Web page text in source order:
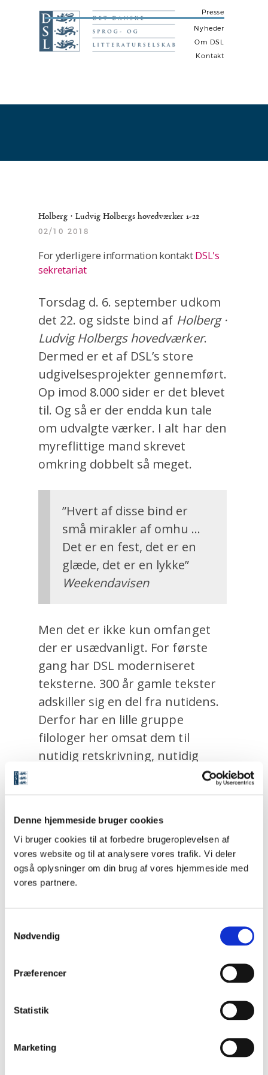
Denne hjemmeside bruger cookies
Vi bruger cookies til at forbedre brugeroplevelsen af
vores website og til at analysere vores trafik. Vi deler
også oplysninger om din brug af vores hjemmeside med
vores partnere.
Nødvendig
Præferencer
Statistik
Marketing
Presse
Nyheder
Om DSL
Kontakt
g
Holberg · Ludvig Holbergs hovedværker 1-22
02/10 2018
For yderligere information kontaktDSL's
sekretariat
Torsdag d. 6. september udkom
det 22. og sidste bind af Holberg ·
Ludvig Holbergs hovedværker.
Dermed er et af DSL’s store
udgivelsesprojekter gennemført.
Op imod 8.000 sider er det blevet
til. Og så er der endda kun tale
om udvalgte værker. I alt har den
myreflittige mand skrevet
omkring dobbelt så meget.
”Hvert af disse bind er
små mirakler af omhu ...
Det er en fest, det er en
glæde, det er en lykke”
Weekendavisen
Men det er ikke kun omfanget
der er usædvanligt. For første
gang har DSL moderniseret
teksterne. 300 år gamle tekster
adskiller sig en del fra nutidens.
Derfor har en lille gruppe
filologer her omsat dem til
nutidig retskrivning, nutidig
tegnsætning og nutidig bøjning.
kan læse det.
Sidste bind i rækken er Holbergs
erindringer, de såkaldte
oversættelse, for erindringerne
kunne nå ud til et internationalt
underfundigt værk, der både
og personlighed og præsenterer